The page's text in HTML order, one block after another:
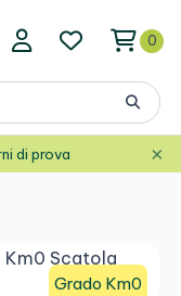
0
di prova ×
Grado Km0